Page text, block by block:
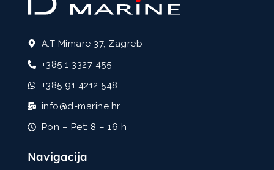
A.T Mimare 37, Zagreb
+385 1 3327 455
+385 91 4212 548
info@d-marine.hr
Pon – Pet: 8 – 16 h
Navigacija